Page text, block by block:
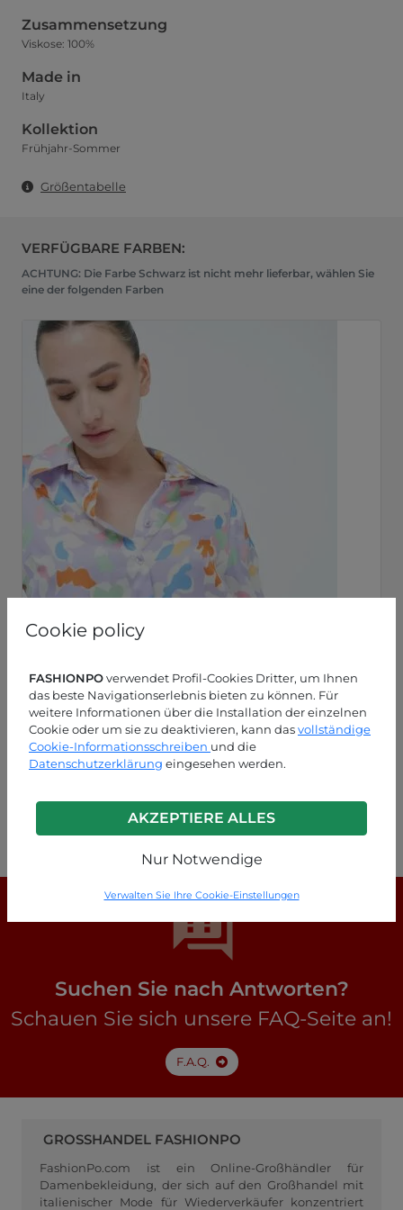
Cookie policy
FASHIONPOverwendet Profil-Cookies Dritter, um Ihnen
das beste Navigationserlebnis bieten zu können. Für
weitere Informationen über die Installation der einzelnen
Cookie oder um sie zu deaktivieren, kann dasvollständige
Cookie-Informationsschreiben und die
Datenschutzerklärung eingesehen werden.
AKZEPTIERE ALLES
Nur Notwendige
Verwalten Sie Ihre Cookie-Einstellungen
Zusammensetzung
Viskose: 100%
Made in
Italy
Kollektion
Frühjahr-Sommer
Größentabelle
VERFÜGBARE FARBEN:
ACHTUNG: Die Farbe Schwarz ist nicht mehr lieferbar, wählen Sie
eine der folgenden Farben
P63230014438C2
Suchen Sie nach Antworten?
Schauen Sie sich unsere FAQ-Seite an!
F.A.Q.
GROSSHANDEL FASHIONPO
FashionPo.com ist ein Online-Großhändler für
Damenbekleidung, der sich auf den Großhandel mit
italienischer Mode für Wiederverkäufer konzentriert